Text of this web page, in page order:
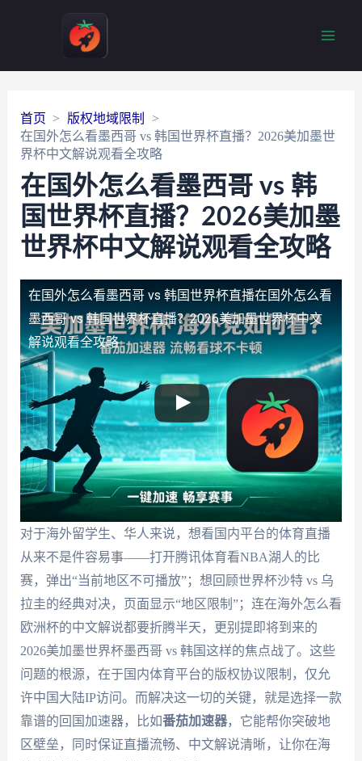
首页
版权地域限制
在国外怎么看墨西哥 vs 韩国世界杯直播？2026美加墨世
界杯中文解说观看全攻略
在国外怎么看墨西哥 vs 韩
国世界杯直播？2026美加墨
世界杯中文解说观看全攻略
在国外怎么看墨西哥 vs 韩国世界杯直播在国外怎么看
墨西哥 vs 韩国世界杯直播？2026美加墨世界杯中文
解说观看全攻略
对于海外留学生、华人来说，想看国内平台的体育直播
从来不是件容易事——打开腾讯体育看NBA湖人的比
赛，弹出“当前地区不可播放”；想回顾世界杯沙特 vs 乌
拉圭的经典对决，页面显示“地区限制”；连在海外怎么看
欧洲杯的中文解说都要折腾半天，更别提即将到来的
2026美加墨世界杯墨西哥 vs 韩国这样的焦点战了。这些
问题的根源，在于国内体育平台的版权协议限制，仅允
许中国大陆IP访问。而解决这一切的关键，就是选择一款
靠谱的回国加速器，比如番茄加速器，它能帮你突破地
区壁垒，同时保证直播流畅、中文解说清晰，让你在海